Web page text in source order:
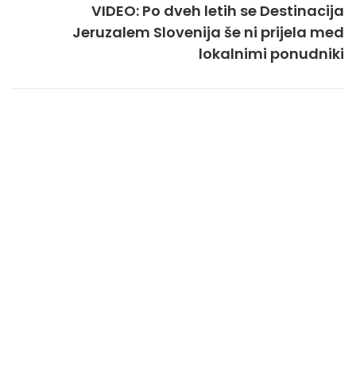
VIDEO: Po dveh letih se Destinacija
Jeruzalem Slovenija še ni prijela med
lokalnimi ponudniki